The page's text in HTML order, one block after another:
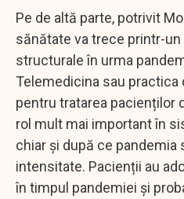
Pe de altă parte, potrivit
sănătate va trece printr-
structurale în urma
Telemedicina sau practica
pentru tratarea pacienților
rol mult mai important în
chiar și după ce pandemia
intensitate. Pacienții au
în timpul pandemiei și